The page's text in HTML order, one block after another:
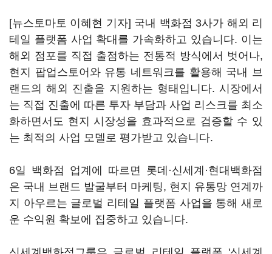
[뉴스토마토 이혜현 기자] 국내 백화점 3사가 해외 리
테일 플랫폼 사업 확대를 가속화하고 있습니다. 이는
해외 점포를 직접 출점하는 전통적 방식에서 벗어나,
현지 팝업스토어와 유통 네트워크를 활용해 국내 브
랜드의 해외 진출을 지원하는 형태입니다. 시장에서
는 직접 진출에 따른 투자 부담과 사업 리스크를 최소
화하면서도 현지 시장성을 효과적으로 검증할 수 있
는 최적의 사업 모델로 평가받고 있습니다.
6일 백화점 업계에 따르면 롯데·신세계·현대백화점
은 국내 브랜드 발굴부터 마케팅, 현지 유통망 연계까
지 아우르는 글로벌 리테일 플랫폼 사업을 통해 새로
운 수익원 확보에 집중하고 있습니다.